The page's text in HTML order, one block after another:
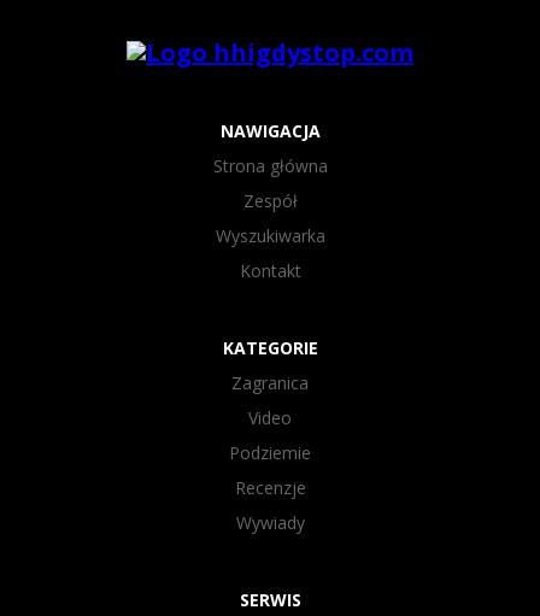
NAWIGACJA
Strona główna
Zespół
Wyszukiwarka
Kontakt
KATEGORIE
Zagranica
Video
Podziemie
Recenzje
Wywiady
SERWIS